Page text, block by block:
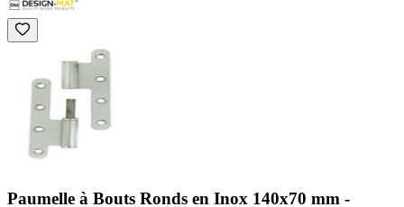
Paumelle à Bouts Ronds en Inox 140x70 mm -